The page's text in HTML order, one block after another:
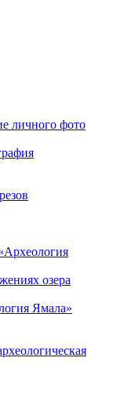
личного фото
озера
Ямала»